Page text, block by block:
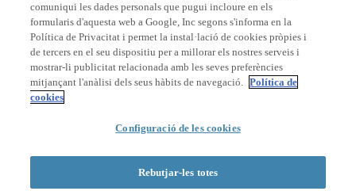
Membre de
Acreditacions
© 2026 La Salle Campus Barcelona - URL |Avís legal
Formulari de cerca
comuniqui les dades personals que pugui incloure en els
formularis d'aquesta web a Google, Inc segons s'informa en la
Política de Privacitat i permet la instal·lació de cookies pròpies i
de tercers en el seu dispositiu per a millorar els nostres serveis i
mostrar-li publicitat relacionada amb les seves preferències
mitjançant l'anàlisi dels seus hàbits de navegació. Política de
cookies
Configuració de les cookies
Rebutjar-les totes